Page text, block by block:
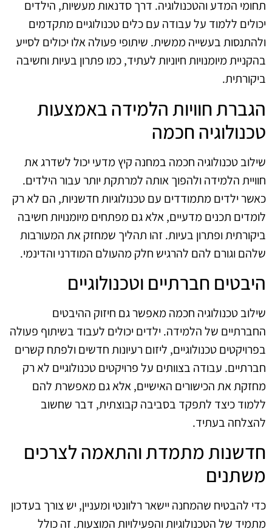
תחומי המדע והטכנולוגיה. דרך סדנאות מעשיות, הילדים
יכולים ללמוד על עבודה עם כלים טכנולוגיים מתקדמים
ולהתנסות בעשייה ממשית. שיתופי פעולה אלו יכולים לסייע
בהקניית מיומנויות חיוניות לעתיד, כמו פתרון בעיות וחשיבה
ביקורתית.
הגברת חוויות הלמידה באמצעות
טכנולוגיה חכמה
שילוב טכנולוגיה חכמה במחנה קיץ מדעי יכול לשדרג את
חוויית הלמידה ולהפוך אותה למרתקת יותר עבור הילדים.
כאשר ילדים מתמודדים עם טכנולוגיות חדשניות, הם לא רק
לומדים תכנים מדעיים, אלא גם מפתחים מיומנויות חשיבה
ביקורתית ופתרון בעיות. זהו תהליך שמחזק את המעורבות
שלהם וגורם להם להרגיש חלק מהעולם המודרני והדינמי.
היבטים חברתיים וטכנולוגיים
שילוב טכנולוגיה חכמה מאפשר גם חיזוק ההיבטים
החברתיים של הלמידה. ילדים יכולים לעבוד בשיתוף פעולה
בפרויקטים טכנולוגיים, ליזום רעיונות חדשים ולפתח קשרים
חברתיים. עבודה בצוותים על פרויקטים טכנולוגיים לא רק
מחזקת את הכישורים האישיים, אלא גם מאפשרת להם
ללמוד כיצד לתפקד בסביבה קבוצתית, דבר שחשוב
להצלחה בעתיד.
חדשנות מתמדת והתאמה לצרכים
משתנים
כדי להבטיח שהמחנה יישאר רלוונטי ומעניין, יש צורך בעדכון
מתמיד של הטכנולוגיות והפעילויות המוצעות. זה כולל